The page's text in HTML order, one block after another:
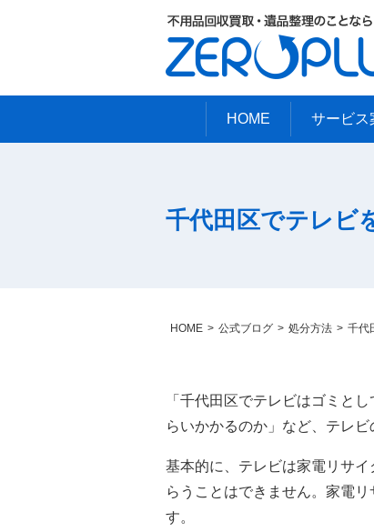
HOME サービス
HOME 公式ブログ 処分方法 千代
千代田区でテレビ
「千代田区でテレビはゴミと
らいかかるのか」など、テレ
基本的に、テレビは家電リサ
らうことはできません。家電
す。